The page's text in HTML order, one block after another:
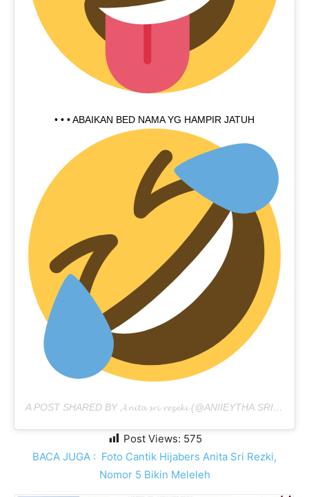
• • • ABAIKAN BED NAMA YG HAMPIR JATUH
A POST SHARED BY 𝓐𝓷𝓲𝓽𝓪 𝓼𝓻𝓲 𝓻𝓮𝔃𝓮𝓴𝓲(@ANIIEYTHA.SRIREZEKI) ON
Post Views: 575
BACA JUGA : Foto Cantik Hijabers Anita Sri Rezki,
Nomor 5 Bikin Meleleh